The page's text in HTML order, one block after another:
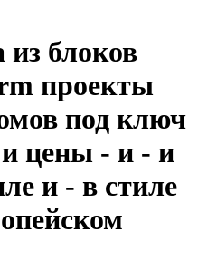
блоков
проекты
под ключ
цены - и - и
и - в стиле